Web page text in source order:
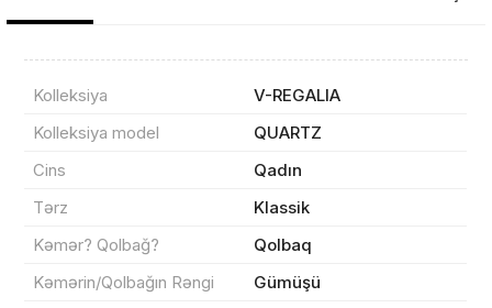
Kolleksiya
V-REGALIA
Kolleksiya model
QUARTZ
Cins
Qadın
Tərz
Klassik
Kəmər? Qolbağ?
Qolbaq
Kəmərin/Qolbağın Rəngi
Gümüşü
Məhsul(lar) səbətə əlavə edildi